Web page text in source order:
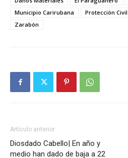
Municipio Carirubana
Protección Civil
Zarabón
Artículo anterior
Diosdado Cabello| En año y
medio han dado de baja a 22